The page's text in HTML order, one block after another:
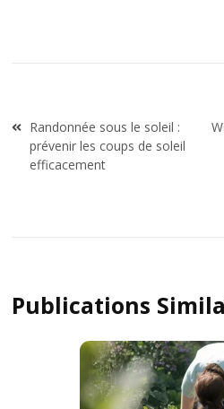
Navigation
de
l’article
Randonnée sous le soleil :
prévenir les coups de soleil
efficacement
Publications